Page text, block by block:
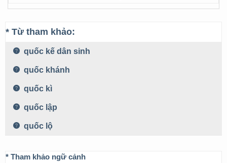
* Từ tham khảo:
quốc kế dân sinh
quốc khánh
quốc kì
quốc lập
quốc lộ
* Tham khảo ngữ cảnh